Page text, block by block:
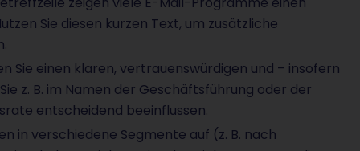
Sie diesen kurzen Text, um zusätzliche
Sie einen klaren, vertrauenswürdigen und – insofern
z. B. im Namen der Geschäftsführung oder der
entscheidend beeinflussen.
in verschiedene Segmente auf (z. B. nach